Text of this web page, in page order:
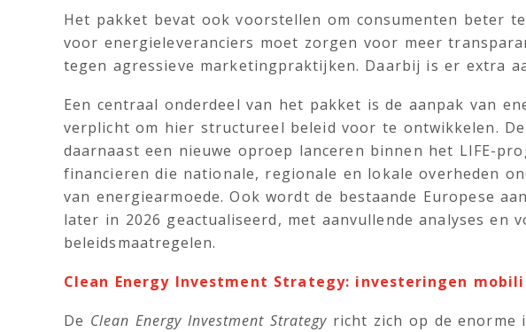
Het pakket bevat ook voorstellen om consumenten beter te
voor energieleveranciers moet zorgen voor meer
tegen agressieve marketingpraktijken. Daarbij is er extra
Een centraal onderdeel van het pakket is de aanpak van
verplicht om hier structureel beleid voor te ontwikkelen. De
daarnaast een nieuwe oproep lanceren binnen het LIFE-
financieren die nationale, regionale en lokale overheden
van energiearmoede. Ook wordt de bestaande Europese
later in 2026 geactualiseerd, met aanvullende analyses en
beleidsmaatregelen.
Clean Energy Investment Strategy: investeringen
De Clean Energy Investment Strategy richt zich op de enorme